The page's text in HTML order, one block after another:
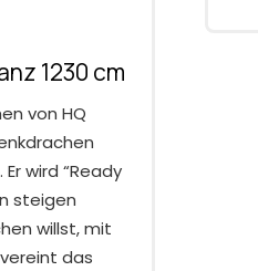
1230 cm
von HQ
wird “Ready
steigen
willst, mit
das